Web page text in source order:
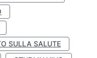
SULLA SALUTE